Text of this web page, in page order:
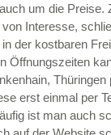
um die Preise.
Interesse,
der kostbaren
Öffnungszeiten
erst einmal per
ist man auch